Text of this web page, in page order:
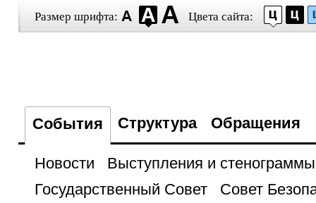
Размер шрифта: Цвета сайта:
События Структура Обращения
Новости
Выступления и стенограммы
Государственный Совет
Совет